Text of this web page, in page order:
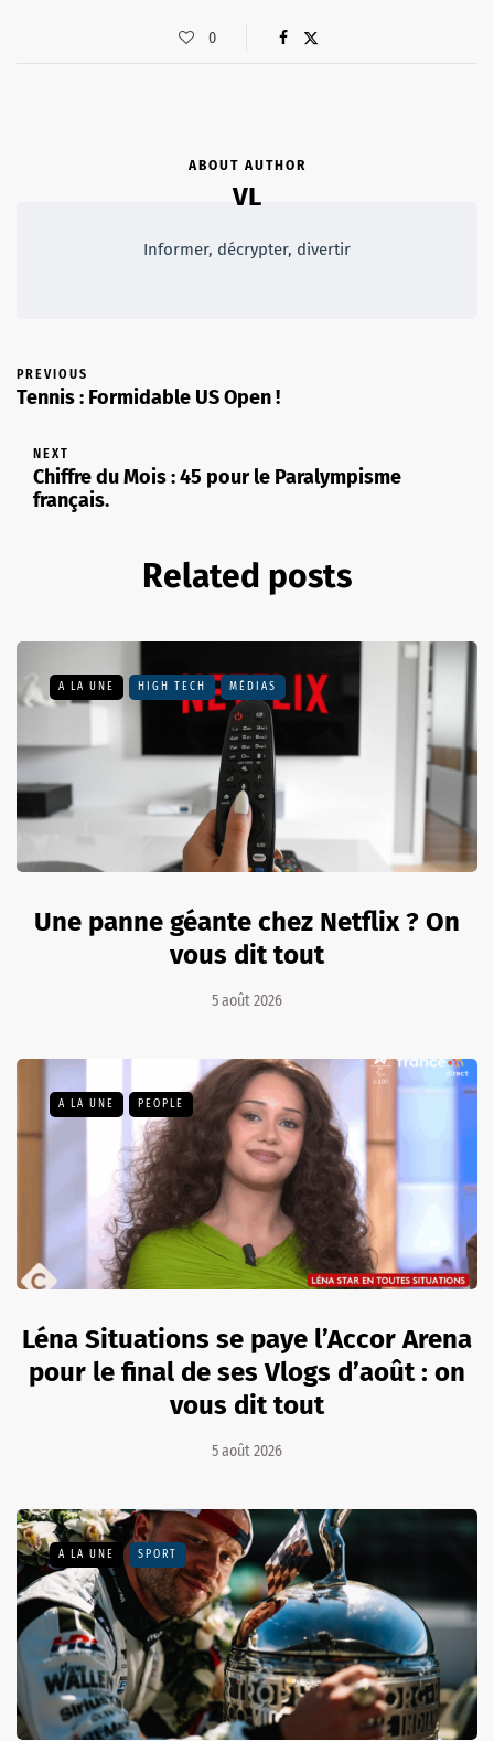
0
ABOUT AUTHOR
VL
Informer, décrypter, divertir
PREVIOUS
Tennis : Formidable US Open !
NEXT
Chiffre du Mois : 45 pour le Paralympisme
français.
Related posts
A LA UNE HIGH TECH MÉDIAS
Une panne géante chez Netflix ? On
vous dit tout
5 août 2026
A LA UNE PEOPLE
Léna Situations se paye l’Accor Arena
pour le final de ses Vlogs d’août : on
vous dit tout
5 août 2026
A LA UNE SPORT